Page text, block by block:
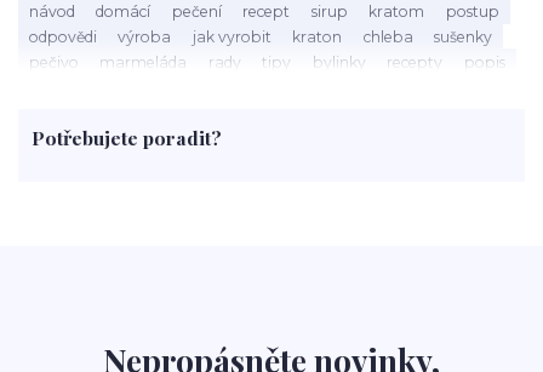
návod
domácí pečení recept sirup kratom
postup
odpovědi
výroba jak vyrobit kraton chleba
sušenky
pečivo
marmeláda rady tipy bylinky recepty
popis
rohlíky
grilování čaj
Potřebujete poradit?
Nepropásněte novinky,